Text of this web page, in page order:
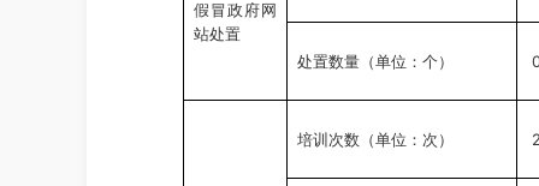
假冒政府网
站处置
处置数量（单位：个）
培训次数（单位：次） 2